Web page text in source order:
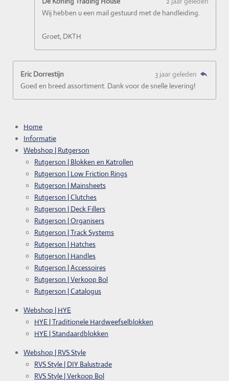
Wij hebben u een mail gestuurd met de handleiding.
Groet, DKTH
Eric Dorrestijn
3 jaar geleden
Goed en breed assortiment. Dank voor de snelle levering!
Home
Informatie
Webshop | Rutgerson
Rutgerson | Blokken en Katrollen
Rutgerson | Low Friction Rings
Rutgerson | Mainsheets
Rutgerson | Clutches
Rutgerson | Deck Fillers
Rutgerson | Organisers
Rutgerson | Track Systems
Rutgerson | Hatches
Rutgerson | Handles
Rutgerson | Accessoires
Rutgerson | Verkoop Bol
Rutgerson | Catalogus
Webshop | HYE
HYE | Traditionele Hardweefselblokken
HYE | Standaardblokken
Webshop | RVS Style
RVS Style | DIY Balustrade
RVS Style | Verkoop Bol